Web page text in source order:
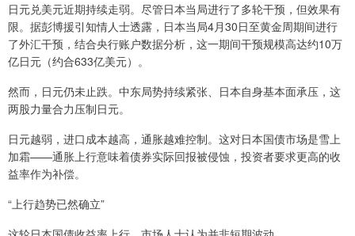
日元兑美元近期持续走弱。尽管日本当局进行了多轮干预，但效果有
限。据彭博援引知情人士透露，日本当局4月30日至黄金周期间进行
了外汇干预，结合央行账户数据分析，这一期间干预规模高达约10万
亿日元（约合633亿美元）。
然而，日元仍未止跌。中东局势持续紧张、日本自身基本面承压，这
两股力量合力压制日元。
日元越弱，进口成本越高，通胀越难控制。这对日本国债市场是雪上
加霜——通胀上行意味着债券实际回报被侵蚀，投资者要求更高的收
益率作为补偿。
“上行趋势已然确立”